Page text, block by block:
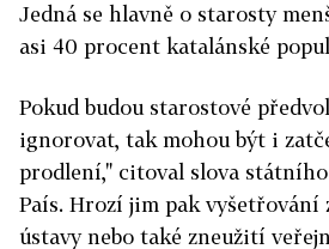
Jedná se hlavně o starosty
asi 40 procent katalánské
Pokud budou starostové
ignorovat, tak mohou být i
prodlení," citoval slova
País. Hrozí jim pak vyšetřování
ústavy nebo také zneužití